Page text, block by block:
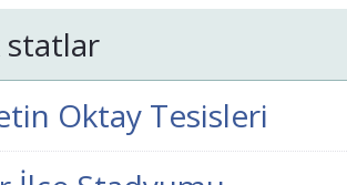
statlar
Oktay Tesisleri